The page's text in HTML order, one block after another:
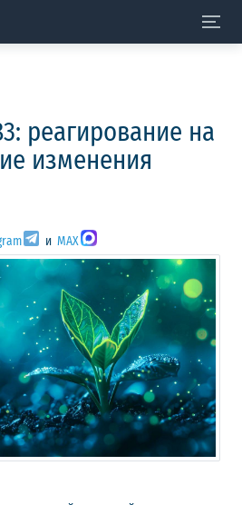
реагирование на
изменения
и MAX